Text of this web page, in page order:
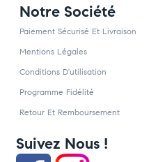
Notre Société
Paiement Sécurisé Et Livraison
Mentions Légales
Conditions D'utilisation
Programme Fidélité
Retour Et Remboursement
Suivez Nous !